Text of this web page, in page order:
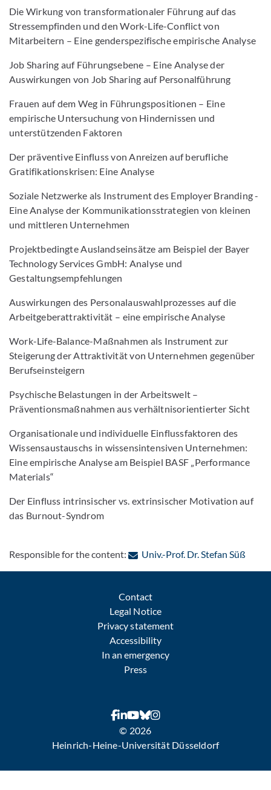
Die Wirkung von transformationaler Führung auf das
Stressempfinden und den Work-Life-Conflict von
Mitarbeitern – Eine genderspezifische empirische Analyse
Job Sharing auf Führungsebene – Eine Analyse der
Auswirkungen von Job Sharing auf Personalführung
Frauen auf dem Weg in Führungspositionen – Eine
empirische Untersuchung von Hindernissen und
unterstützenden Faktoren
Der präventive Einfluss von Anreizen auf berufliche
Gratifikationskrisen: Eine Analyse
Soziale Netzwerke als Instrument des Employer Branding -
Eine Analyse der Kommunikationsstrategien von kleinen
und mittleren Unternehmen
Projektbedingte Auslandseinsätze am Beispiel der Bayer
Technology Services GmbH: Analyse und
Gestaltungsempfehlungen
Auswirkungen des Personalauswahlprozesses auf die
Arbeitgeberattraktivität – eine empirische Analyse
Work-Life-Balance-Maßnahmen als Instrument zur
Steigerung der Attraktivität von Unternehmen gegenüber
Berufseinsteigern
Psychische Belastungen in der Arbeitswelt –
Präventionsmaßnahmen aus verhältnisorientierter Sicht
Organisationale und individuelle Einflussfaktoren des
Wissensaustauschs in wissensintensiven Unternehmen:
Eine empirische Analyse am Beispiel BASF „Performance
Materials“
Der Einfluss intrinsischer vs. extrinsischer Motivation auf
das Burnout-Syndrom
Responsible for the content: Univ.-Prof. Dr. Stefan Süß:
Contact
Legal Notice
Privacy statement
Accessibility
In an emergency
Press
© 2026
Heinrich-Heine-Universität Düsseldorf